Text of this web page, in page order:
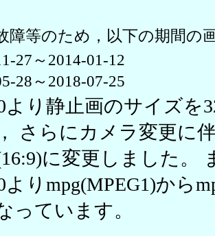
障等のため，以下の期間の
27～2014-01-12
28～2018-07-25
より静止画のサイズを
さらにカメラ変更に
に変更しました。
よりmpg(MPEG1)から
っています。